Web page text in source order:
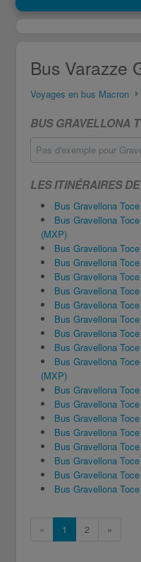
Bus Varazze
Voyages en bus Macron
BUS GRAVELLONA
Pas d'exemple pour
LES ITINÉRAIRES
Bus Gravellona
Bus Gravellona
(MXP)
Bus Gravellona
Bus Gravellona
Bus Gravellona
Bus Gravellona
Bus Gravellona
Bus Gravellona
Bus Gravellona
Bus Gravellona
Bus Gravellona
(MXP)
Bus Gravellona
Bus Gravellona
Bus Gravellona
Bus Gravellona
Bus Gravellona
Bus Gravellona
Bus Gravellona
Bus Gravellona
« 1 2 »